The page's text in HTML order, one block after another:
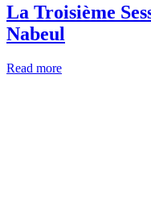
La Troisième
Nabeul
Read more